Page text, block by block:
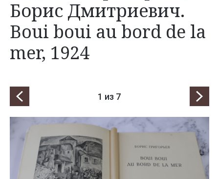
Борис Дмитриевич.
Boui boui au bord de la
mer, 1924
1 из 7